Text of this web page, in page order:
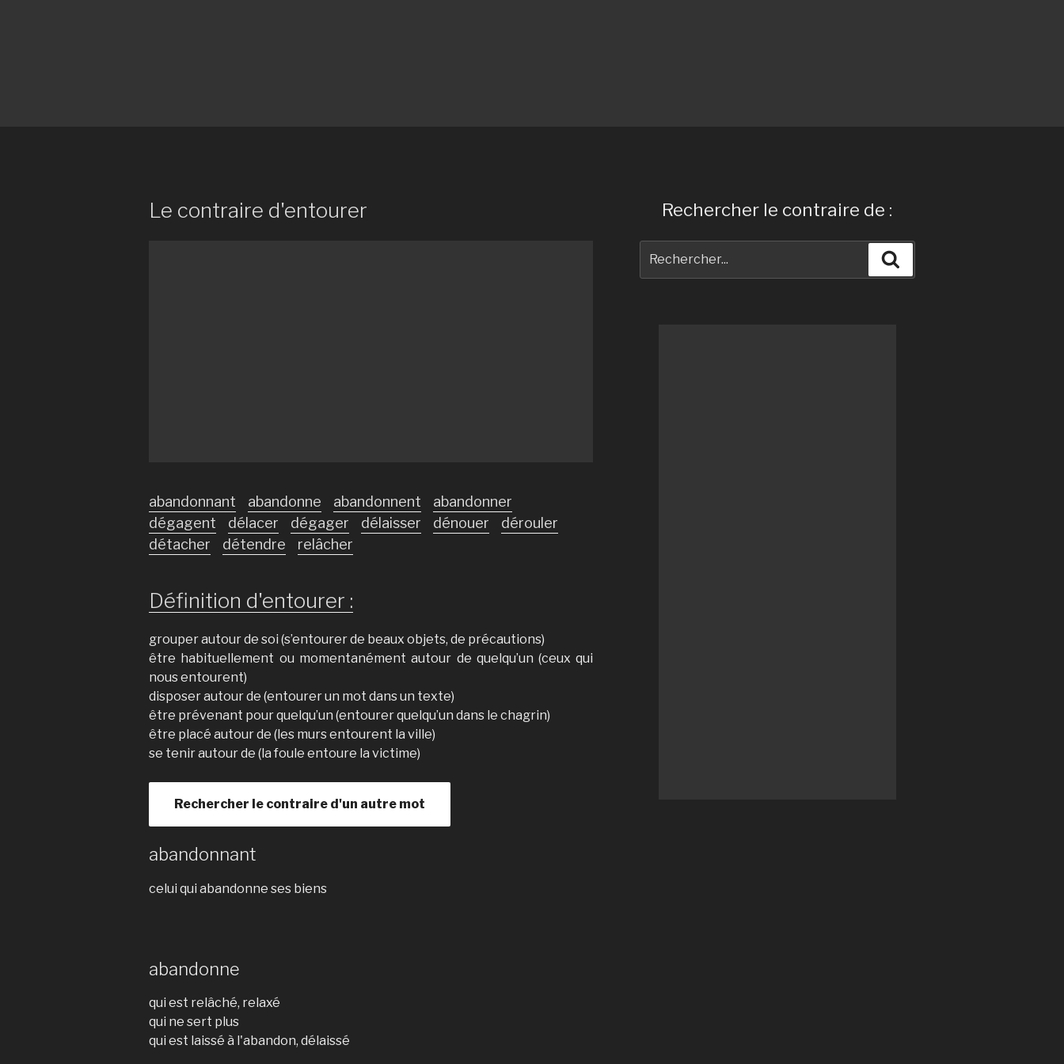
Le contraire d'entourer
abandonnant abandonne abandonnent
abandonner
dégagent
délacer dégager délaisser dénouer
dérouler
détacher
détendre relâcher
Définition d'entourer :
grouper autour de soi (s’entourer de beaux objets, de précautions)
être habituellement ou momentanément autour de quelqu’un (ceux qui
nous entourent)
disposer autour de (entourer un mot dans un texte)
être prévenant pour quelqu’un (entourer quelqu’un dans le chagrin)
être placé autour de (les murs entourent la ville)
se tenir autour de (la foule entoure la victime)
Rechercher le contraire d'un autre mot
abandonnant
celui qui abandonne ses biens
abandonne
qui est relâché, relaxé
qui ne sert plus
qui est laissé à l'abandon, délaissé
Rechercher le contraire de :
pour